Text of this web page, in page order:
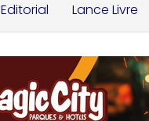
Editorial Lance Livre